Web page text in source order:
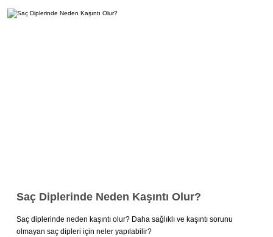
Saç Diplerinde Neden Kaşıntı Olur?
Saç diplerinde neden kaşıntı olur? Daha sağlıklı ve kaşıntı sorunu
olmayan saç dipleri için neler yapılabilir?